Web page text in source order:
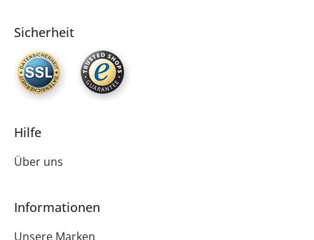
Sicherheit
Hilfe
Über uns
Informationen
Unsere Marken